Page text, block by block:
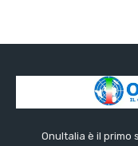
OnuItalia è il primo